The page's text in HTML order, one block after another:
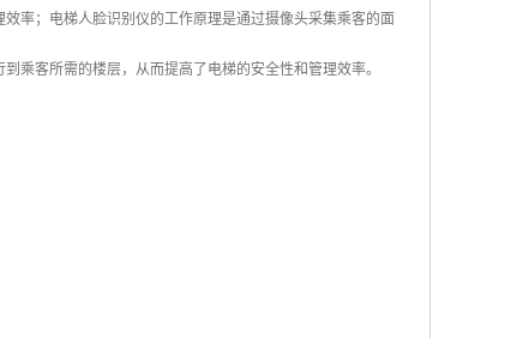
率；电梯人脸识别仪的工作原理是通过摄像头采集乘客的面
乘客所需的楼层，从而提高了电梯的安全性和管理效率。